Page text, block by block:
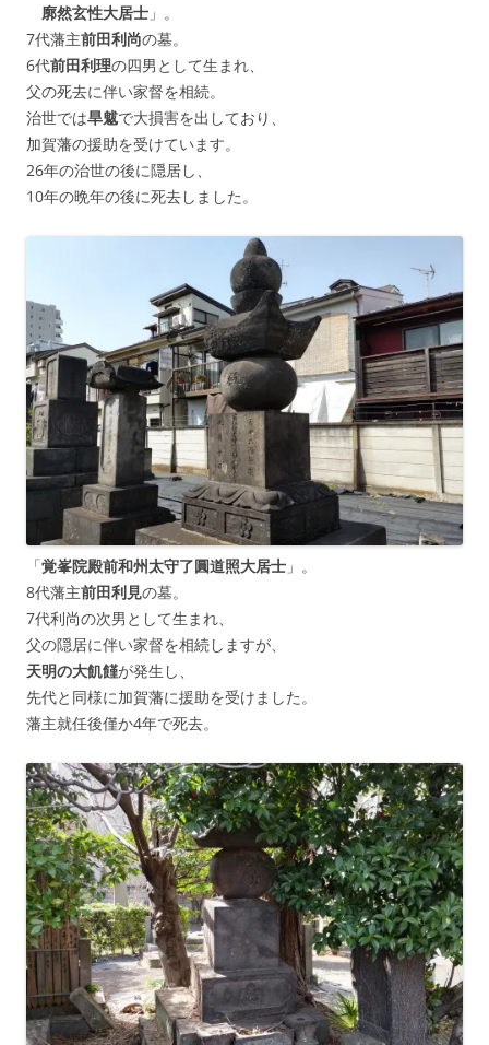
廓然玄性大居士 」。
7代藩主前田利尚の墓。
6代前田利理の四男として生まれ、
父の死去に伴い家督を相続。
治世では旱魃で大損害を出しており、
加賀藩の援助を受けています。
26年の治世の後に隠居し、
10年の晩年の後に死去しました。
「覚峯院殿前和州太守了圓道照大居士 」。
8代藩主前田利見の墓。
7代利尚の次男として生まれ、
父の隠居に伴い家督を相続しますが、
天明の大飢饉が発生し、
先代と同様に加賀藩に援助を受けました。
藩主就任後僅か4年で死去。